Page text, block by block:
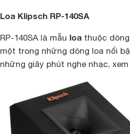
Loa Klipsch RP-140SA
RP-140SA là mẫu loa thuộc
một trong những dòng loa nổi
những giây phút nghe nhạc,